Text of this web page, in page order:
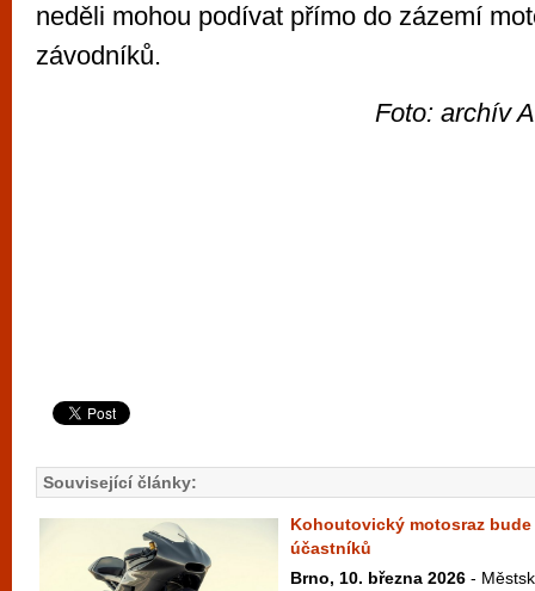
neděli mohou podívat přímo do zázemí
závodníků.
Foto: archív
Související články:
Kohoutovický motosraz
účastníků
Brno, 10. března 2026 -